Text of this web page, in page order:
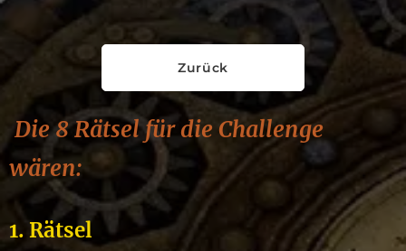
Zurück
Die 8 Rätsel für die Challenge
wären:
1. Rätsel